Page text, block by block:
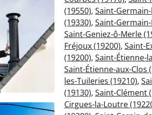
(19550), Saint-
(19330), Saint-
Saint-Geniez-ô-Merle
Fréjoux (19200), Saint-
(19200), Saint-Étienne-
Saint-Étienne-aux-Clos
les-Tuileries (19210),
(19130), Saint-Clément
Cirgues-la-Loutre